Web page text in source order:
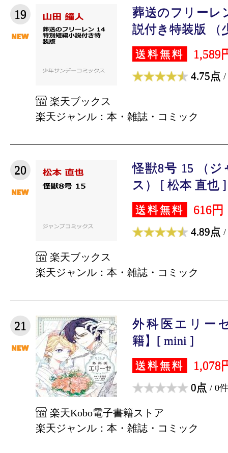
19
葬送のフリーレ
説付き特装版 （
送料無料 1,589
4.75点 /
楽天ブックス
楽天ジャンル：本・雑誌・コミック
20
怪獣8号 15 （
ス） [ 松本 直也 ]
送料無料 616円
4.89点 /
楽天ブックス
楽天ジャンル：本・雑誌・コミック
21
外科医エリー
籍】[ mini ]
送料無料 1,078
0点 / 0件
楽天Kobo電子書籍ストア
楽天ジャンル：本・雑誌・コミック